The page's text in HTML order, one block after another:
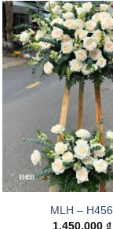
MLH – H456
1.450.000 ₫